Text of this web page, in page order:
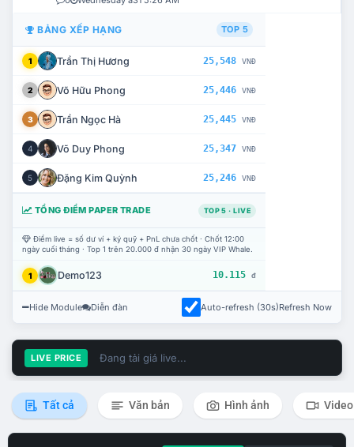
BẢNG XẾP HẠNG TOP 5
1 Trần Thị Hương 25,548 VNĐ
2 Võ Hữu Phong 25,446 VNĐ
3 Trần Ngọc Hà 25,445 VNĐ
4 Võ Duy Phong 25,347 VNĐ
5 Đặng Kim Quỳnh 25,246 VNĐ
TỔNG ĐIỂM PAPER TRADE TOP 5 · LIVE
Điểm live = số dư ví + ký quỹ + PnL chưa chốt · Chốt 12:00
ngày cuối tháng · Top 1 trên 20.000 đ nhận 30 ngày VIP Whale.
1 Demo123 10.115 đ
Hide Module Diễn đàn Auto-refresh (30s)Refresh Now
LIVE PRICE Đang tải giá live...
Tất cả Văn bản Hình ảnh Video